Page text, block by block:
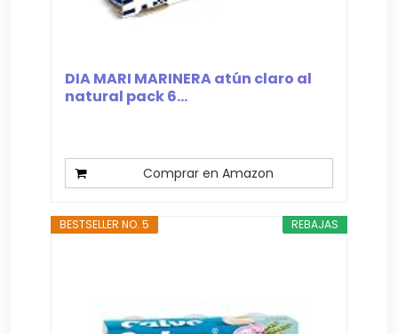
DIA MARI MARINERA atún claro al
natural pack 6...
Comprar en Amazon
REBAJAS
BESTSELLER NO. 5